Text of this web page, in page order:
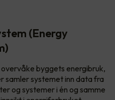
(Energy
byggets energibruk,
samler systemet inn data fra
og systemer i én og samme